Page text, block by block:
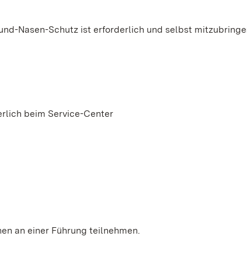
Nasen-Schutz ist erforderlich und selbst
beim Service-Center
an einer Führung teilnehmen.